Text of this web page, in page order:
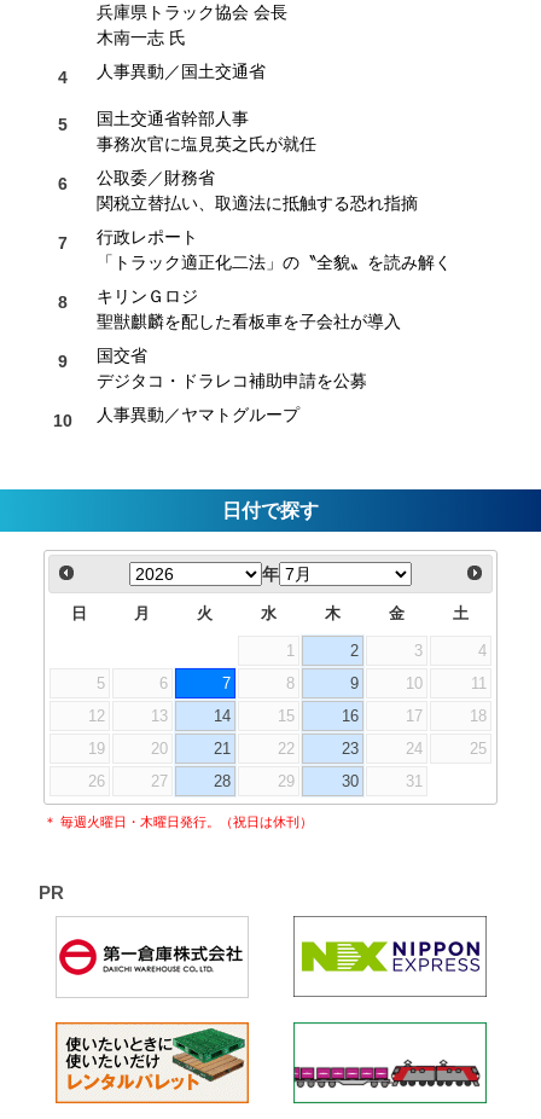
兵庫県トラック協会 会長
木南一志 氏
人事異動／国土交通省
国土交通省幹部人事
事務次官に塩見英之氏が就任
公取委／財務省
関税立替払い、取適法に抵触する恐れ指摘
行政レポート
「トラック適正化二法」の〝全貌〟を読み解く
キリンＧロジ
聖獣麒麟を配した看板車を子会社が導入
国交省
デジタコ・ドラレコ補助申請を公募
人事異動／ヤマトグループ
日付で探す
年
日 月 火 水 木 金 土
1 2 3
4
5
6 7 8 9 10
11
12
13 14 15 16 17
18
19
20 21 22 23 24
25
26
27 28 29 30 31
＊ 毎週火曜日・木曜日発行。（祝日は休刊）